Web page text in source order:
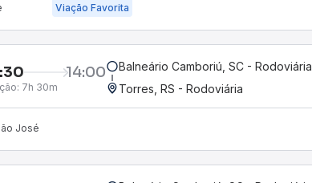
Viação Favorita
14:00
7h 30m
Balneário Camboriú, SC - Rodoviária
Torres, RS - Rodoviária
José